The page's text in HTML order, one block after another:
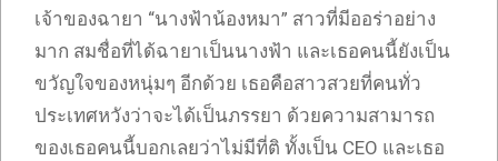
เจ้าของฉายา “นางฟ้าน้องหมา” สาวที่มีออร่าอย่าง
มาก สมชื่อที่ได้ฉายาเป็นนางฟ้า และเธอคนนี้ยังเป็น
ขวัญใจของหนุ่มๆ อีกด้วย เธอคือสาวสวยที่คนทั่ว
ประเทศหวังว่าจะได้เป็นภรรยา ด้วยความสามารถ
ของเธอคนนี้บอกเลยว่าไม่มีที่ติ ทั้งเป็น CEO และเธอ